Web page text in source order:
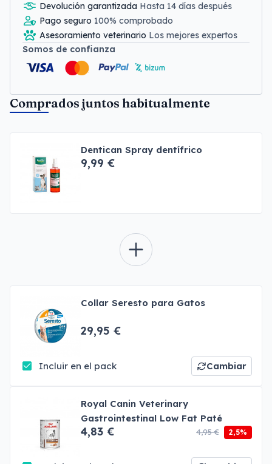
Devolución garantizada Hasta 14 días después
Pago seguro 100% comprobado
Asesoramiento veterinario Los mejores expertos
Somos de confianza
Comprados juntos habitualmente
Dentican Spray dentífrico
9,99 €
Collar Seresto para Gatos
29,95 €
Incluir en el pack Cambiar
Royal Canin Veterinary
Gastrointestinal Low Fat Paté
4,83 € 4,95 € 2,5%